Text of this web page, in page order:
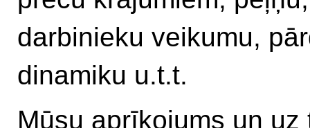
darbinieku veikumu,
dinamiku u.t.t.
Mūsu aprīkojums un uz